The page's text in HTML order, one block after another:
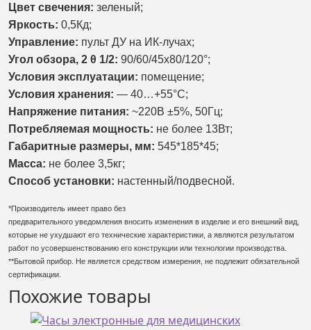
Цвет свечения: зеленый;
Яркость: 0,5Кд;
Управление: пульт ДУ на ИК-лучах;
Угол обзора, 2 θ 1/2: 90/60/45х80/120°;
Условия эксплуатации: помещение;
Условия хранения: — 40…+55°С;
Напряжение питания: ~220В ±5%, 50Гц;
Потребляемая мощность: не более 13Вт;
Габаритные размеры, мм: 545*185*45;
Масса: не более 3,5кг;
Способ установки: настенный/подвесной.
*Производитель имеет право без
предварительного уведомления вносить изменения в изделие и его внешний вид,
которые не ухудшают его технические характеристики, а являются результатом
работ по усовершенствованию его конструкции или технологии производства.
**Бытовой прибор. Не является средством измерения, не подлежит обязательной
сертификации.
Похожие товары